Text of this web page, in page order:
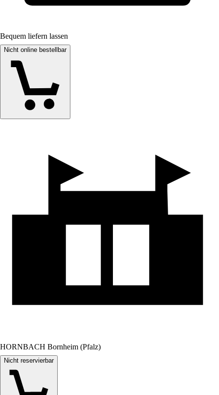
Bequem liefern lassen
Nicht online bestellbar
HORNBACH Bornheim (Pfalz)
Nicht reservierbar